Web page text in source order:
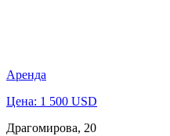
Аренда
Цена: 1 500 USD
Драгомирова, 20